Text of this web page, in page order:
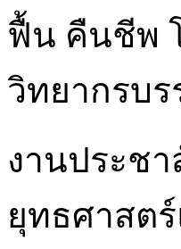
ฟื้น คืนชีพ
วิทยากรบ
งานประช
ยุทธศาสต